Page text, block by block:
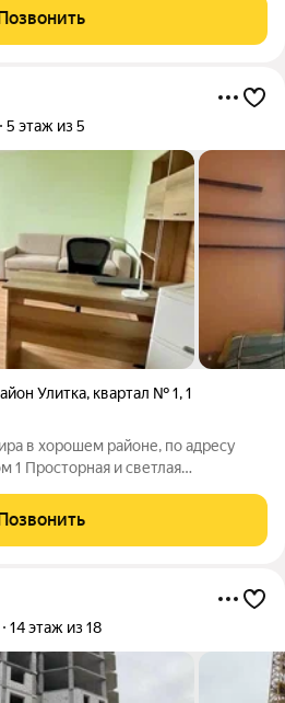
фурнитурой,
и отливами, дверной
5 этаж из 5
Улитка, квартал № 1,1
в хорошем районе, по адресу
1 Просторная и светлая
каждый день будет наполнен
14 этаж из 18